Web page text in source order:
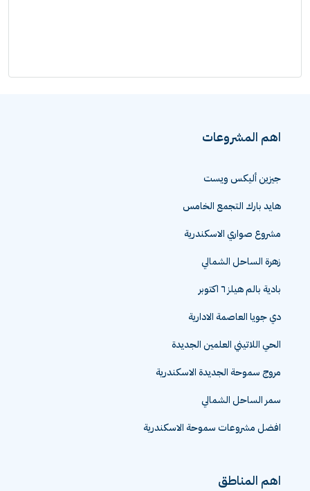
اهم المشروعات
جيزين أليكس ويست
هايد بارك التجمع الخامس
مشروع صواري الاسكندرية
زهرة الساحل الشمالي
بادية بالم هيلز ٦ اكتوبر
دي جويا العاصمة الادارية
الحي اللاتيني العلمين الجديدة
مروج سموحة الجديدة الاسكندرية
سمر الساحل الشمالي
افضل مشروعات سموحة الاسكندرية
اهم المناطق